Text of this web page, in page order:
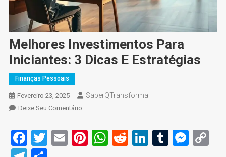
Melhores Investimentos Para
Iniciantes: 3 Dicas E Estratégias
Finanças Pessoais
Fevereiro 23, 2025 SaberQTransforma
Deixe Seu ComentárioOn
Investimentos
Para
Facebook
Twitter
EmailPinterest
WhatsApp
RedditLinkedIn
Tumblr